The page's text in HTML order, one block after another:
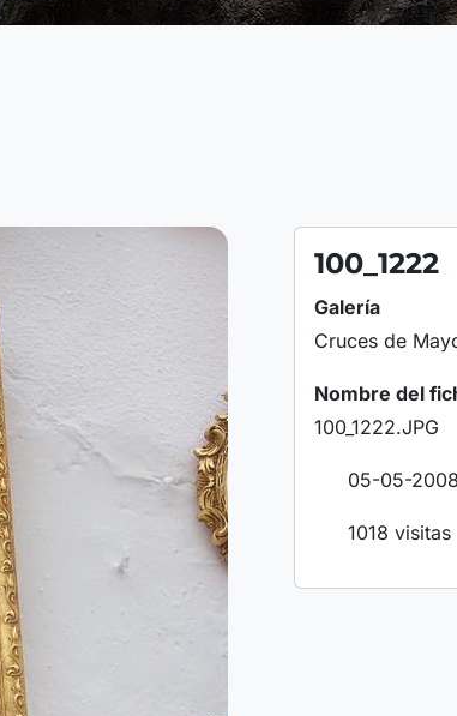
100_1222
Galería
Cruces de
Nombre del
100_1222.JPG
05-05-
1018 visitas